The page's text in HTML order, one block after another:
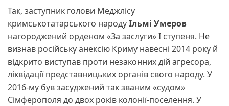
Так, заступник голови Меджлісу
кримськотатарського народуІльмі Умеров
нагороджений орденом «За заслуги» І ступеня. Не
визнав російську анексію Криму навесні 2014 року й
відкрито виступав проти незаконних дій агресора,
ліквідації представницьких органів свого народу. У
2016-му був засуджений так званим «судом»
Сімферополя до двох років колонії-поселення. У